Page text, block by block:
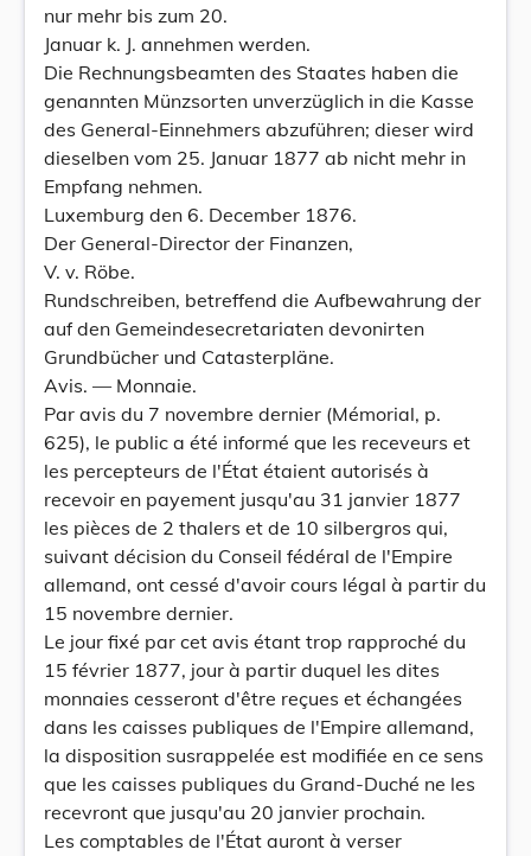
nur mehr bis zum 20.
Januar k. J. annehmen werden.
Die Rechnungsbeamten des Staates haben die
genannten Münzsorten unverzüglich in die Kasse
des General-Einnehmers abzuführen; dieser wird
dieselben vom 25. Januar 1877 ab nicht mehr in
Empfang nehmen.
Luxemburg den 6. December 1876.
Der General-Director der Finanzen,
V. v. Röbe.
Rundschreiben, betreffend die Aufbewahrung der
auf den Gemeindesecretariaten devonirten
Grundbücher und Catasterpläne.
Avis. — Monnaie.
Par avis du 7 novembre dernier (Mémorial, p.
625), le public a été informé que les receveurs et
les percepteurs de l'État étaient autorisés à
recevoir en payement jusqu'au 31 janvier 1877
les pièces de 2 thalers et de 10 silbergros qui,
suivant décision du Conseil fédéral de l'Empire
allemand, ont cessé d'avoir cours légal à partir du
15 novembre dernier.
Le jour fixé par cet avis étant trop rapproché du
15 février 1877, jour à partir duquel les dites
monnaies cesseront d'être reçues et échangées
dans les caisses publiques de l'Empire allemand,
la disposition susrappelée est modifiée en ce sens
que les caisses publiques du Grand-Duché ne les
recevront que jusqu'au 20 janvier prochain.
Les comptables de l'État auront à verser